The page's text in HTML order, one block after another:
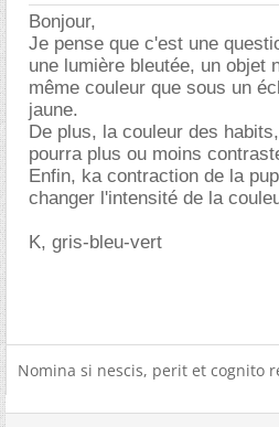
Bonjour,
Je pense que c'est une
une lumière bleutée, un objet
même couleur que sous un
jaune.
De plus, la couleur des
pourra plus ou moins
Enfin, ka contraction de la
changer l'intensité de la
K, gris-bleu-vert
Nomina si nescis, perit et cognito